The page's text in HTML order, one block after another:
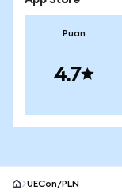
Puan
4.7
UECon/PLN